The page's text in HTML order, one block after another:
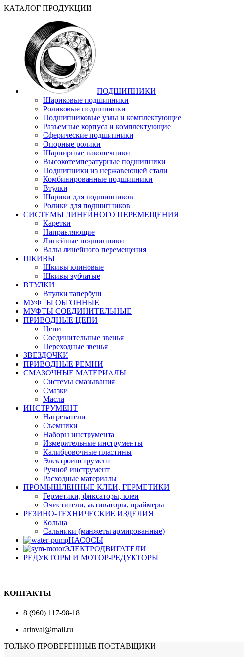
КАТАЛОГ ПРОДУКЦИИ
ПОДШИПНИКИ
Шариковые подшипники
Роликовые подшипники
Подшипниковые узлы и комплектующие
Разъемные корпуса и комплектующие
Сферические подшипники
Опорные ролики
Шарнирные наконечники
Высокотемпературные подшипники
Подшипники из нержавеющей стали
Комбинированные подшипники
Втулки
Шарики для подшипников
Ролики для подшипников
СИСТЕМЫ ЛИНЕЙНОГО ПЕРЕМЕЩЕНИЯ
Каретки
Направляющие
Линейные подшипники
Валы линейного перемещения
ШКИВЫ
Шкивы клиновые
Шкивы зубчатые
ВТУЛКИ
Втулки тапербуш
МУФТЫ ОБГОННЫЕ
МУФТЫ СОЕДИНИТЕЛЬНЫЕ
ПРИВОДНЫЕ ЦЕПИ
Цепи
Соединительные звенья
Переходные звенья
ЗВЕЗДОЧКИ
ПРИВОДНЫЕ РЕМНИ
СМАЗОЧНЫЕ МАТЕРИАЛЫ
Системы смазывания
Смазки
Масла
ИНСТРУМЕНТ
Нагреватели
Съемники
Наборы инструмента
Измерительные инструменты
Калибровочные пластины
Электроинструмент
Ручной инструмент
Расходные материалы
ПРОМЫШЛЕННЫЕ КЛЕИ, ГЕРМЕТИКИ
Герметики, фиксаторы, клеи
Очистители, активаторы, праймеры
РЕЗИНО-ТЕХНИЧЕСКИЕ ИЗДЕЛИЯ
Кольца
Сальники (манжеты армированные)
НАСОСЫ
ЭЛЕКТРОДВИГАТЕЛИ
РЕДУКТОРЫ И МОТОР-РЕДУКТОРЫ
КОНТАКТЫ
8 (960) 117-98-18
arinval@mail.ru
ТОЛЬКО ПРОВЕРЕННЫЕ ПОСТАВЩИКИ